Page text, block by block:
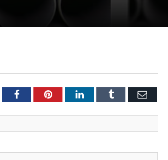
FacebookPinterestLinkedInTumblr Email